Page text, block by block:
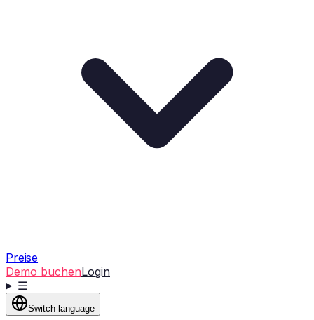
Preise
Demo buchenLogin
☰
Switch language